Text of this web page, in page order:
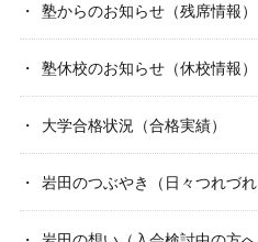
塾からのお知らせ（残席情報）
塾休校のお知らせ（休校情報）
大学合格状況（合格実績）
岩田のつぶやき（日々つれづれ